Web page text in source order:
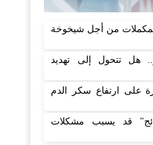
من أجل شيخوخة
هل تتحول إلى تهديد
على ارتفاع سكر الدم
قد يسبب مشكلات